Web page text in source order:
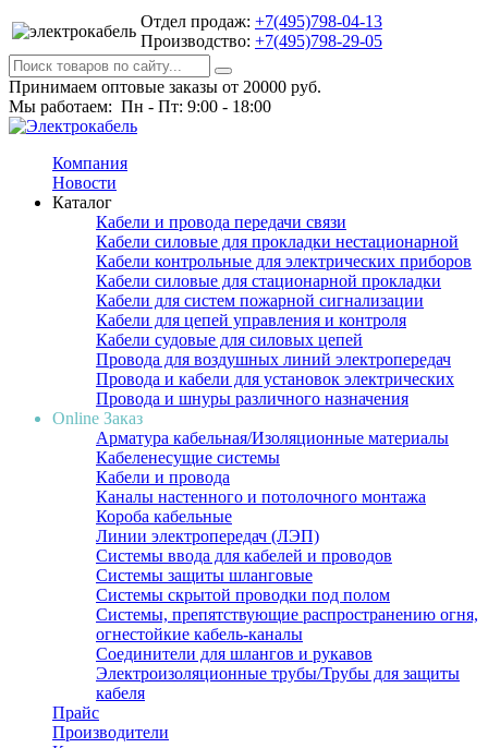
Отдел продаж: +7(495)798-04-13
Производство: +7(495)798-29-05
Принимаем оптовые заказы от 20000 руб.
Мы работаем: Пн - Пт: 9:00 - 18:00
Компания
Новости
Каталог
Кабели и провода передачи связи
Кабели силовые для прокладки нестационарной
Кабели контрольные для электрических приборов
Кабели силовые для стационарной прокладки
Кабели для систем пожарной сигнализации
Кабели для цепей управления и контроля
Кабели судовые для силовых цепей
Провода для воздушных линий электропередач
Провода и кабели для установок электрических
Провода и шнуры различного назначения
Online Заказ
Арматура кабельная/Изоляционные материалы
Кабеленесущие системы
Кабели и провода
Каналы настенного и потолочного монтажа
Короба кабельные
Линии электропередач (ЛЭП)
Системы ввода для кабелей и проводов
Системы защиты шланговые
Системы скрытой проводки под полом
Системы, препятствующие распространению огня,
огнестойкие кабель-каналы
Соединители для шлангов и рукавов
Электроизоляционные трубы/Трубы для защиты
кабеля
Прайс
Производители